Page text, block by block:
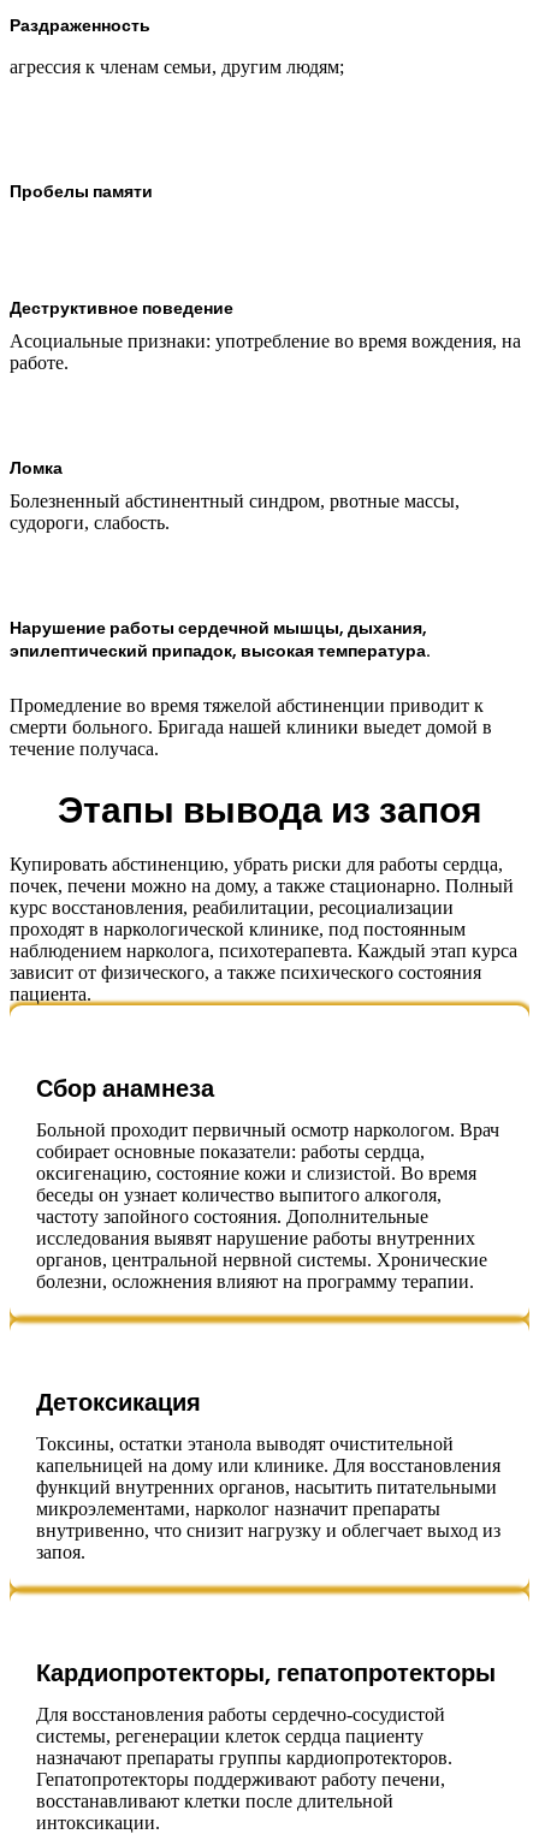
Раздраженность
агрессия к членам семьи, другим людям;
Пробелы памяти
Деструктивное поведение
Асоциальные признаки: употребление во время вождения, на
работе.
Ломка
Болезненный абстинентный синдром, рвотные массы,
судороги, слабость.
Нарушение работы сердечной мышцы, дыхания,
эпилептический припадок, высокая температура.
Промедление во время тяжелой абстиненции приводит к
смерти больного. Бригада нашей клиники выедет домой в
течение получаса.
Этапы вывода из запоя
Купировать абстиненцию, убрать риски для работы сердца,
почек, печени можно на дому, а также стационарно. Полный
курс восстановления, реабилитации, ресоциализации
проходят в наркологической клинике, под постоянным
наблюдением нарколога, психотерапевта. Каждый этап курса
зависит от физического, а также психического состояния
пациента.
Сбор анамнеза
Больной проходит первичный осмотр наркологом. Врач
собирает основные показатели: работы сердца,
оксигенацию, состояние кожи и слизистой. Во время
беседы он узнает количество выпитого алкоголя,
частоту запойного состояния. Дополнительные
исследования выявят нарушение работы внутренних
органов, центральной нервной системы. Хронические
болезни, осложнения влияют на программу терапии.
Детоксикация
Токсины, остатки этанола выводят очистительной
капельницей на дому или клинике. Для восстановления
функций внутренних органов, насытить питательными
микроэлементами, нарколог назначит препараты
внутривенно, что снизит нагрузку и облегчает выход из
запоя.
Кардиопротекторы, гепатопротекторы
Для восстановления работы сердечно-сосудистой
системы, регенерации клеток сердца пациенту
назначают препараты группы кардиопротекторов.
Гепатопротекторы поддерживают работу печени,
восстанавливают клетки после длительной
интоксикации.